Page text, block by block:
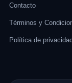
Contacto
Términos y
Política de privacidad